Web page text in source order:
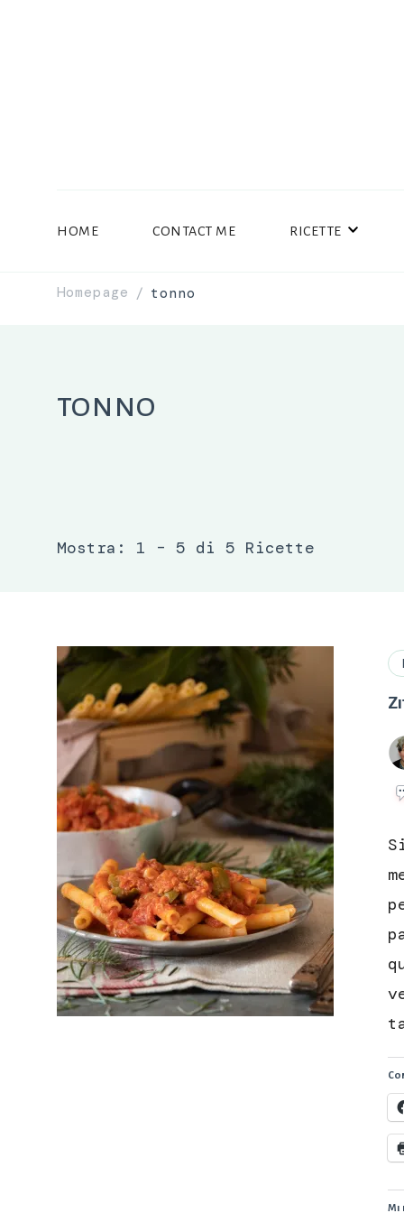
HOME CONTACT ME RICETTE
Homepage / tonno
tonno
Mostra: 1 – 5 di 5 Ricette
Mi